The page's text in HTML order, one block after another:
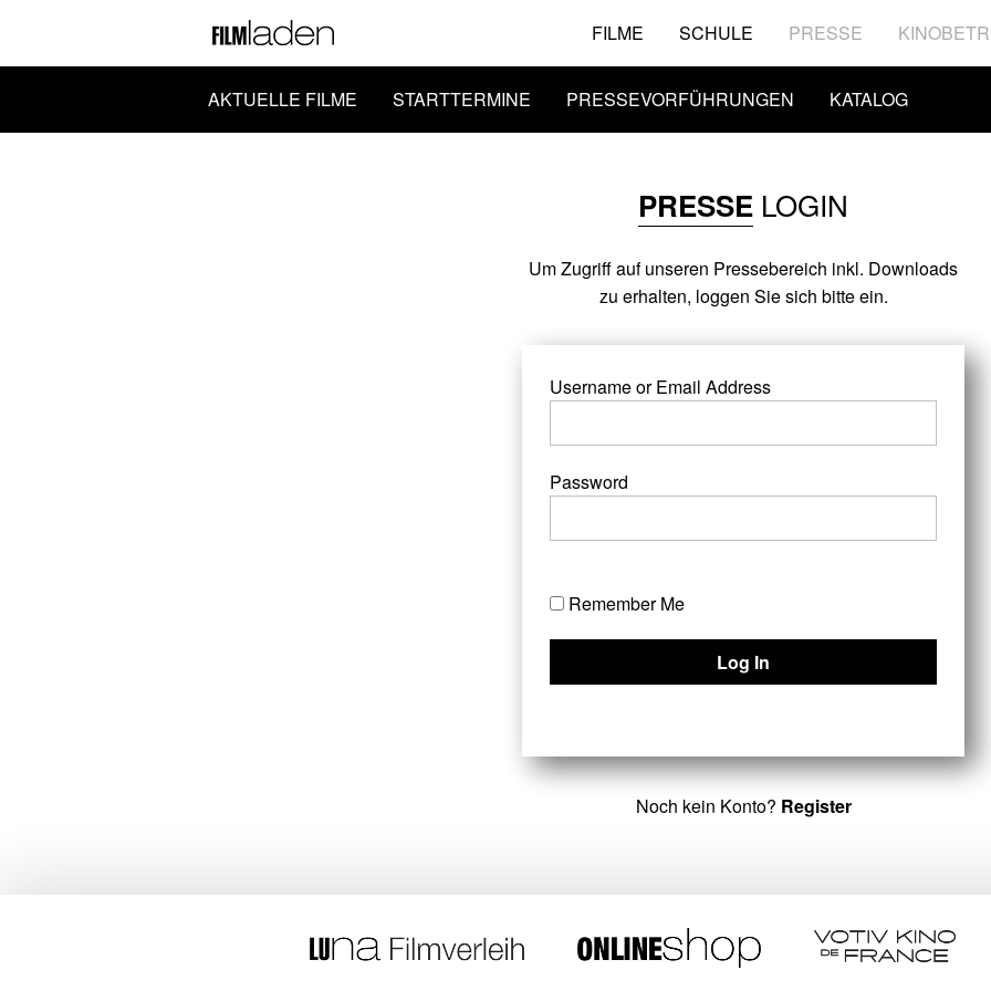
FILME SCHULE PRESSE
AKTUELLE FILME STARTTERMINE PRESSEVORFÜHRUNGEN KATALOG
PRESSE LOGIN
Um Zugriff auf unseren Pressebereich inkl. Downloads
zu erhalten, loggen Sie sich bitte ein.
Username or Email Address
Password
Remember Me
Noch kein Konto? Register